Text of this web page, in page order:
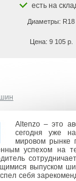
есть на
Диаметры: R18
Цена: 9 105 р.
Altenzo – это
сегодня уже
мировом рынке
успехом на
выпуском
себя